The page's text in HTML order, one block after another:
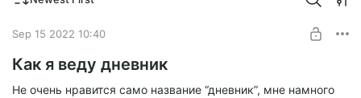
Sep 15 2022 10:40
Как я веду дневник
Не очень нравится само название “дневник”, мне намного